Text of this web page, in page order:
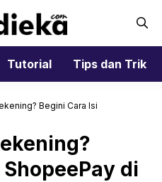
Tutorial Tips dan Trik
Begini Cara Isi
di